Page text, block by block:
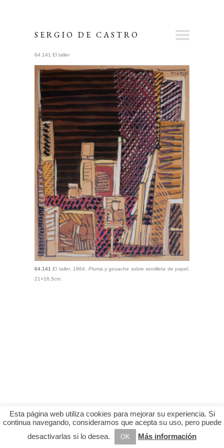
SERGIO DE CASTRO
64.141 El taller
64.141El taller, 1964. Pluma y gouache sobre servilleta de papel,
21×16,5cm.
Esta página web utiliza cookies para mejorar su experiencia. Si
continua navegando, consideramos que acepta su uso, pero puede
desactivarlas si lo desea.
OK Más información